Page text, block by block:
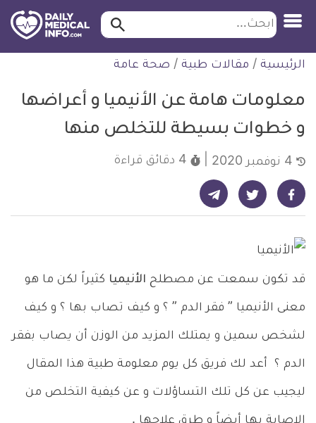
التخطي
للمحتوى
ابحث ابحث…
الرئيسية / مقالات طبية / صحة عامة
معلومات هامة عن الأنيميا و أعراضها
و خطوات بسيطة للتخلص منها
4 دقائق قراءة
شارك على فيسبوك - ديلي ميديكال انفو شارك على تويتر - ديلي ميديكال انفو شارك على تيليجرام - ديلي ميديكال انفو
قد تكون سمعت عن مصطلح الأنيميا كثيراً لكن ما هو
معنى الأنيميا ” فقر الدم ” ؟ و كيف تصاب بها ؟ و كيف
لشخص سمين و يمتلك المزيد من الوزن أن يصاب بفقر
الدم ؟ أعد لك فريق كل يوم معلومة طبية هذا المقال
ليجيب عن كل تلك التساؤلات و عن كيفية التخلص من